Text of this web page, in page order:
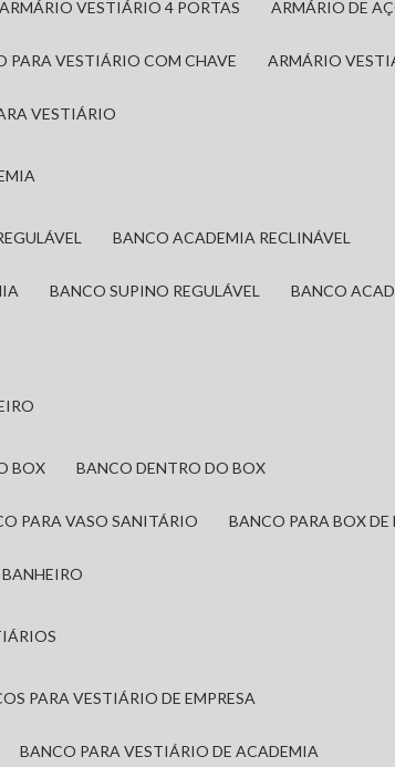
ARMÁRIO VESTIÁRIO 4 PORTAS ARMÁRIO DE
PARA VESTIÁRIO COM CHAVE ARMÁRIO
VESTIÁRIO
BANCO ACADEMIA RECLINÁVEL
BANCO SUPINO REGULÁVEL BANCO
BOX BANCO DENTRO DO BOX
PARA VASO SANITÁRIO BANCO PARA BOX
BANHEIRO
PARA VESTIÁRIO DE EMPRESA
BANCO PARA VESTIÁRIO DE ACADEMIA